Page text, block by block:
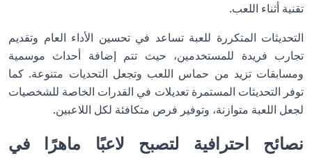
تقنية أثناء اللعب.
التحديثات المتكررة للعبة تساعد في تحسين الأداء العام وتقديم
تجارب فريدة للمستخدمين، حيث تتم إضافة أحداث موسمية
ومسابقات تزيد من حماس اللعب وتجعل التحديات متنوعة. كما
توفر التحديثات المستمرة تعديلات في القدرات الخاصة للشخصيات
لجعل اللعبة متوازنة، وتوفير فرص متكافئة لكل اللاعبين.
نصائح احترافية لتصبح لاعبًا ماهرًا في